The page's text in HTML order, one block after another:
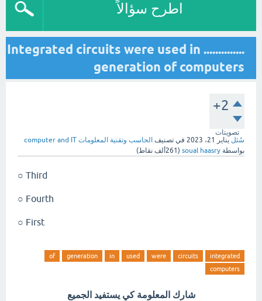
اطرح سؤالاً
Integrated circuits were used in ..............
generation of computers
+2
تصويتات
سُئل يناير 21، 2023 في تصنيف الحاسب وتقنية المعلومات computer and IT
بواسطة soual haasry
( 261ألف نقاط)
Third ○
Fourth ○
First ○
integrated
circuits
were
used
in
generation
of
computers
شارك المعلومة كي يستفيد الجميع